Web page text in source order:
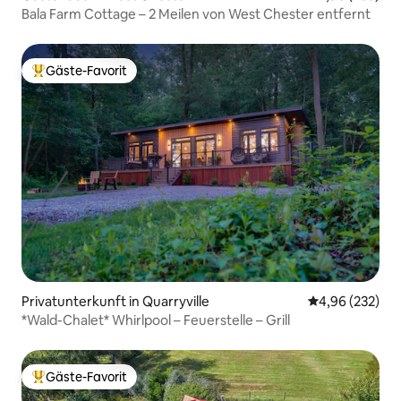
Bala Farm Cottage – 2 Meilen von West Chester entfernt
Beliebter Gäste-Favorit.
Gäste-Favorit
Privatunterkunft in Quarryville
4,96 (232)
*Wald-Chalet* Whirlpool – Feuerstelle – Grill
Beliebter Gäste-Favorit.
Gäste-Favorit